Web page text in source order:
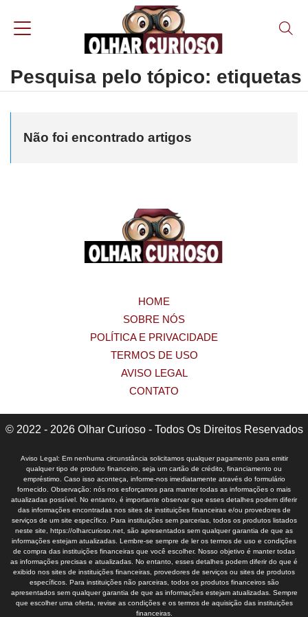
Pesquisa pelo tópico: etiquetas
Não foi encontrado artigos
HOME
SOBRE NÓS
POLÍTICA E PRIVACIDADE
TERMOS DE USO
AVISO LEGAL
CONTATO
© 2022 - 2026 Olhar Curioso - Todos Os Direitos Reservados
Aviso Legal: Em nenhuma circunstância solicitamos qualquer pagamento para emitir
qualquer tipo de produto financeiro, seja um cartão de crédito, financiamento ou
empréstimo. Caso isso aconteça, informe-nos imediatamente através do formulário
fornecido. Observação: nós nos esforçamos para manter todas as informações o mais
atualizadas possível. No entanto, é importante observar que esses detalhes podem diferir
das informações encontradas nos sites de instituições financeiras e/ou provedores de
serviços de um site específico. Para instituições sem parcerias, todos os produtos listados
neste site, https://olharcurioso.net, são apresentados sem qualquer garantia de que as
informações estejam atualizadas. Lembre-se sempre de ler os termos de uso e condições
de compra das instituições financeiras que você escolher. Nosso objetivo é manter todas
as informações precisas e atualizadas. No entanto, esses detalhes podem diferir do que é
exibido nos sites de instituições financeiras, provedores de serviços ou sites de produtos
específicos. Para instituições não parceiras, todos os produtos financeiros são
apresentados sem qualquer garantia de que as informações estejam atualizadas. Sempre
que escolher uma oferta, revise as condições e os termos de aquisição das instituições
financeiras.